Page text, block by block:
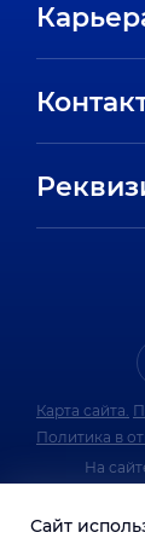
Стажировки
Карта сайта.
Политика в
На
Сайт